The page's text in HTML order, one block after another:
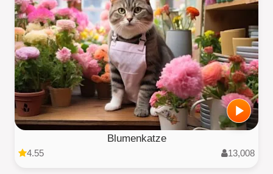
Blumenkatze
4.55 13,008